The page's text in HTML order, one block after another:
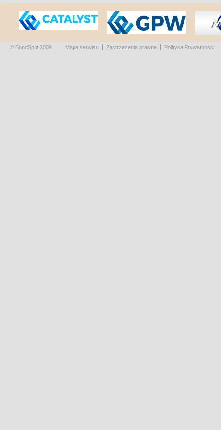
© BondSpot 2009 Mapa serwisu Zastrzeżenia prawne Polityka Prywatności